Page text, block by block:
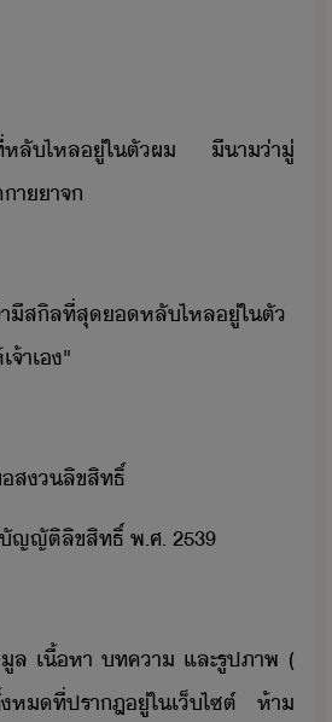
ลัไหล​ู่​ใ​ตั​ผ​ ​ีา​่า​ู่​
า​าจ
า​ีส​ิล​ที่สุ​​หลัไหล​ู่​ใ​ตั​
จ้า​เ​"
สลิขสิทธิ์
ัญญัติ​ลิขสิทธิ์​ ​พ.ศ.​ ​2539
ล​ ​เื้หา​ ​ทคา​ ​และ​รูปภาพ​ ​(​
ห​ที่​ปราฎ​ู่​ใ​เ็ไซต์​ ​ ​ห้า​